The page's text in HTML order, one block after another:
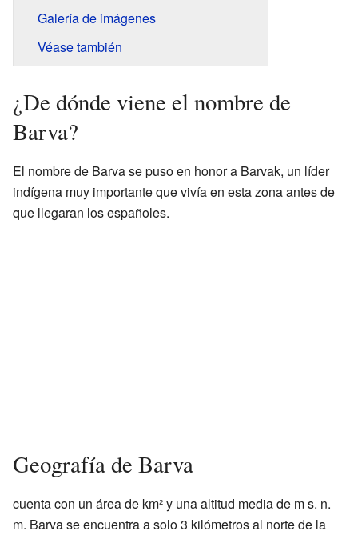
Galería de imágenes
Véase también
¿De dónde viene el nombre de
Barva?
El nombre de Barva se puso en honor a Barvak, un líder
indígena muy importante que vivía en esta zona antes de
que llegaran los españoles.
Geografía de Barva
cuenta con un área de km² y una altitud media de m s. n.
m. Barva se encuentra a solo 3 kilómetros al norte de la